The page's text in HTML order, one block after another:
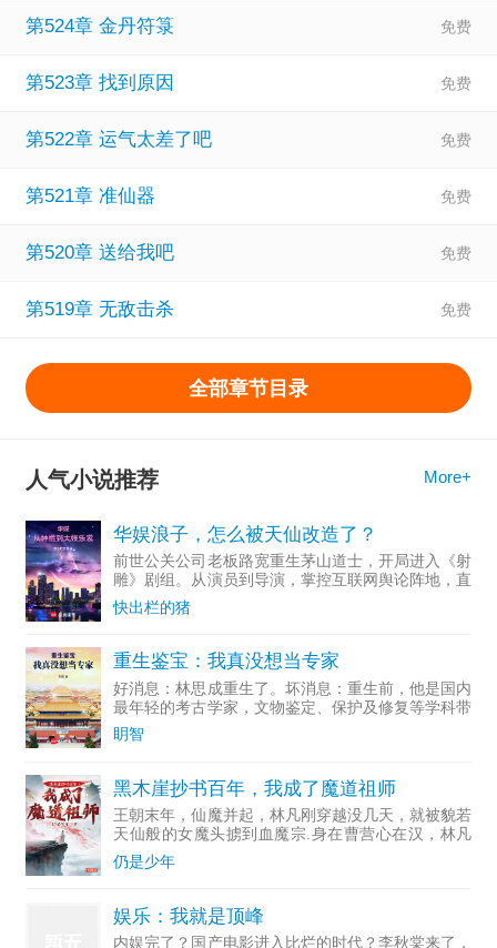
第524章 金丹符箓
第523章 找到原因
第522章 运气太差了吧
第521章 准仙器
第520章 送给我吧
第519章 无敌击杀
全部章节目录
人气小说推荐 More+
华娱浪子，怎么被天仙改造了？
前世公关公司老板路宽重生茅山道士，开局进入《射
雕》剧组。从演员到导演，掌控互联网舆论阵地，直
至成为资...
快出栏的猪
重生鉴宝：我真没想当专家
好消息：林思成重生了。坏消息：重生前，他是国内
最年轻的考古学家，文物鉴定、保护及修复等学科带
头人。多...
眀智
黑木崖抄书百年，我成了魔道祖师
王朝末年，仙魔并起，林凡刚穿越没几天，就被貌若
天仙般的女魔头掳到血魔宗.身在曹营心在汉，林凡
一心只想做个好人，无奈常遭人误解，好在他不断通
过藏书楼抄录变强。……若干年后，正道六大派打上
仍是少年
娱乐：我就是顶峰
内娱完了？国产电影进入比烂的时代？李秋棠来了，